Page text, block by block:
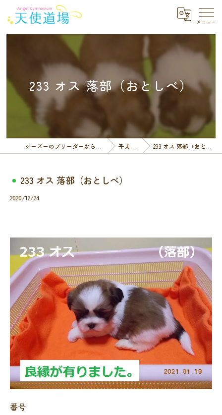
233 オス 落部（おとしべ）
シーズーのブリーダーなら天使道場 子犬一覧 233 オス 落部（おとしべ）
233 オス 落部（おとしべ）
2020/12/24
番号